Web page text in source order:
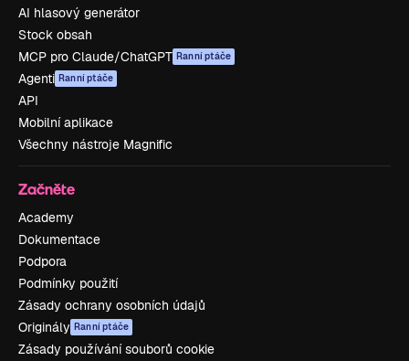
AI hlasový generátor
Stock obsah
MCP pro Claude/ChatGPT Ranní ptáče
Agenti Ranní ptáče
API
Mobilní aplikace
Všechny nástroje Magnific
Začněte
Academy
Dokumentace
Podpora
Podmínky použití
Zásady ochrany osobních údajů
Originály Ranní ptáče
Zásady používání souborů cookie